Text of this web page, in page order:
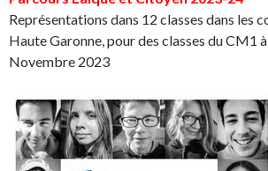
Représentations dans 12 classes dans les
Haute Garonne, pour des classes du CM1
Novembre 2023